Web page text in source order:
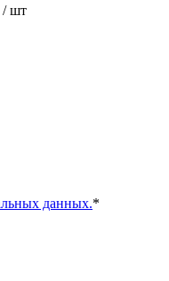
/ шт
данных.*